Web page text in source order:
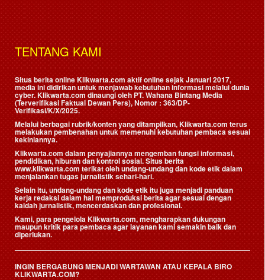
TENTANG KAMI
Situs berita online Klikwarta.com aktif online sejak Januari 2017,
media ini didirikan untuk menjawab kebutuhan informasi melalui dunia
cyber. Klikwarta.com dinaungi oleh PT. Wahana Bintang Media
(Terverifikasi Faktual Dewan Pers), Nomor : 363/DP-
Verifikasi/K/X/2025.
Melalui berbagai rubrik/konten yang ditampilkan, Klikwarta.com terus
melakukan pembenahan untuk memenuhi kebutuhan pembaca sesuai
kekiniannya.
Klikwarta.com dalam penyajiannya mengemban fungsi informasi,
pendidikan, hiburan dan kontrol sosial. Situs berita
www.klikwarta.com terikat oleh undang-undang dan kode etik dalam
menjalankan tugas jurnalistik sehari-hari.
Selain itu, undang-undang dan kode etik itu juga menjadi panduan
kerja redaksi dalam hal memproduksi berita agar sesuai dengan
kaidah jurnalistik, mencerdaskan dan profesional.
Kami, para pengelola Klikwarta.com, mengharapkan dukungan
maupun kritik para pembaca agar layanan kami semakin baik dan
diperlukan.
INGIN BERGABUNG MENJADI WARTAWAN ATAU KEPALA BIRO
KLIKWARTA.COM?